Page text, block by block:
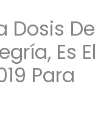
Dosis De
Es El
Para